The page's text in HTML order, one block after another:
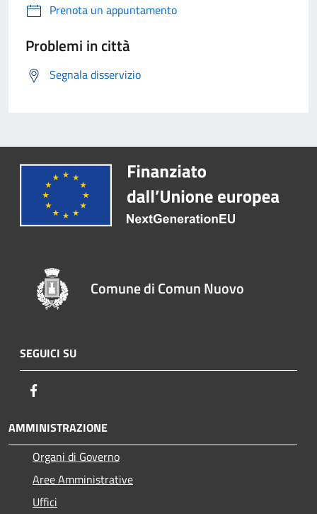
Prenota un appuntamento
Problemi in città
Segnala disservizio
Comune di Comun Nuovo
SEGUICI SU
AMMINISTRAZIONE
Organi di Governo
Aree Amministrative
Uffici